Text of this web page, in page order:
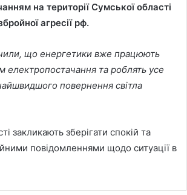
на території Сумської області
агресії рф.
що енергетики вже працюють
електропостачання та роблять усе
повернення світла
закликають зберігати спокій та
повідомленнями щодо ситуації в